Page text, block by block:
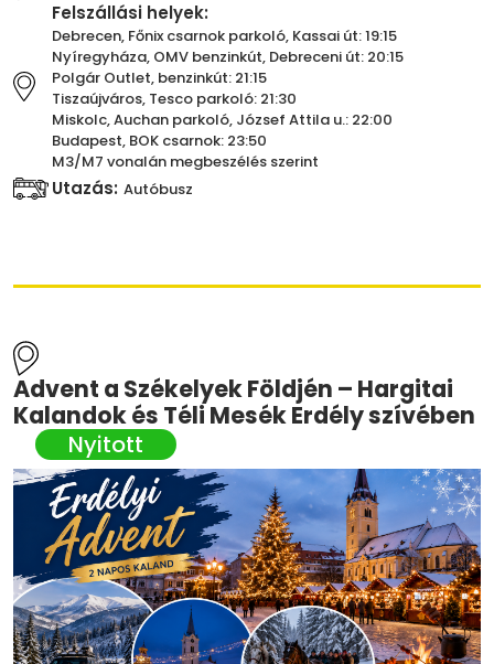
Felszállási helyek:
Debrecen, Főnix csarnok parkoló, Kassai út: 19:15
Nyíregyháza, OMV benzinkút, Debreceni út: 20:15
Polgár Outlet, benzinkút: 21:15
Tiszaújváros, Tesco parkoló: 21:30
Miskolc, Auchan parkoló, József Attila u.: 22:00
Budapest, BOK csarnok: 23:50
M3/M7 vonalán megbeszélés szerint
Utazás: Autóbusz
Advent a Székelyek Földjén – Hargitai
Kalandok és Téli Mesék Erdély szívében